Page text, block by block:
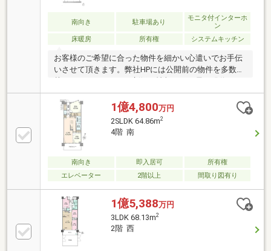
場店 徒歩2分(約140m)■ ご希望の住まい探しをお手伝
いします ━━━━━・・・物件の詳細・ご相談はお気
南向き 駐車場あり
モニタ付インターホ
ン
床暖房
所有権 システムキッチン
お客様のご希望に合った物件を細かい心遣いでお手伝
いさせて頂きます。弊社HPには公開前の物件を多数掲
て頂いております。お客様が納得なさるお住まいが見
つかるよう、スピード感を持って全力でサポートしま
す。売却査定・買い取りも致します。ご希望の際は、
お気軽にお問い合わせ下さい。お電話頂けると、お話
が早く進みます。
1億4,800万円
2SLDK 64.86m2
4階 南
南向き 即入居可
所有権
エレベーター
2階以上 間取り図有り
1億5,388万円
3LDK 68.13m2
2階 西